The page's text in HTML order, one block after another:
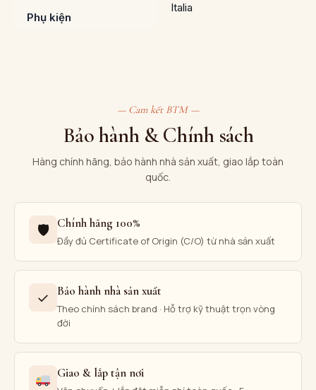
Phụ kiện
Italia
— Cam kết BTM —
Bảo hành & Chính sách
Hàng chính hãng, bảo hành nhà sản xuất, giao lắp toàn
quốc.
🛡 Chính hãng 100%
Đầy đủ Certificate of Origin (C/O) từ nhà sản xuất
✓ Bảo hành nhà sản xuất
Theo chính sách brand · Hỗ trợ kỹ thuật trọn vòng
đời
Giao & lắp tận nơi